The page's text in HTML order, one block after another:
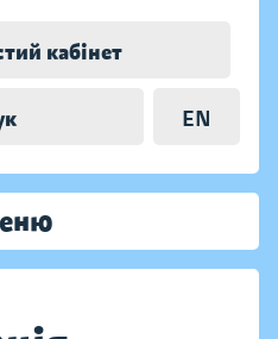
кабінет
EN